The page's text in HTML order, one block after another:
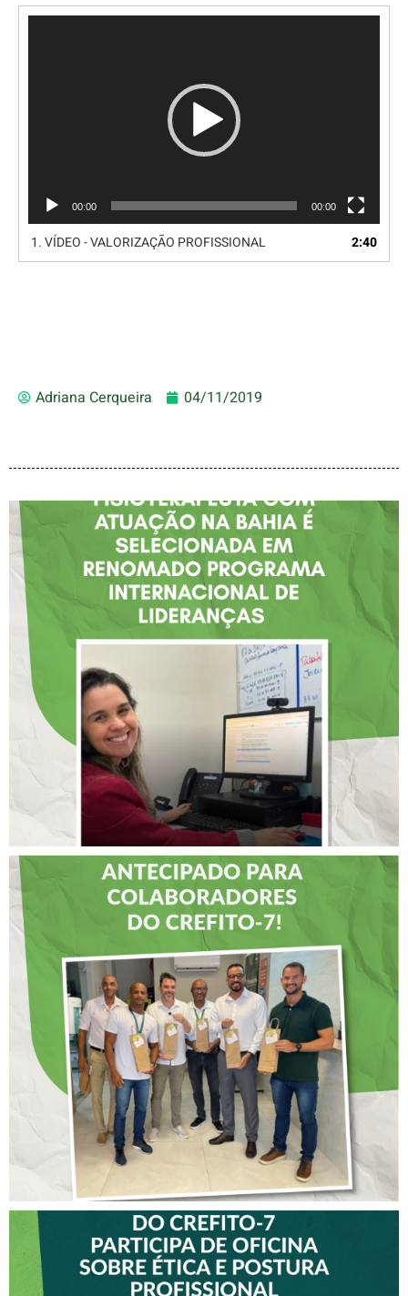
00:00 00:00
1.VÍDEO - VALORIZAÇÃO PROFISSIONAL 2:40
Adriana Cerqueira 04/11/2019
FISIOTERAPEUTA COM
ATUAÇÃO NA BAHIA É
SELECIONADA EM
RENOMADO PROGRAMA
INTERNACIONAL DE
LIDERANÇAS
DIA DOS PAIS É
ANTECIPADO PARA
COLABORADORES DO
CREFITO-7